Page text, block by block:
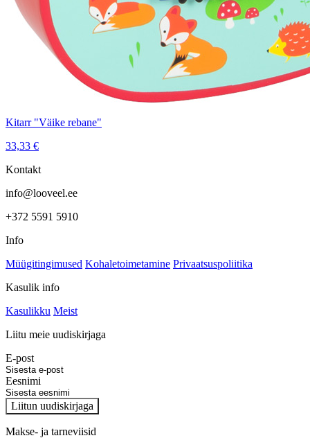
Kitarr "Väike rebane"
33,33 €
Kontakt
info@looveel.ee
+372 5591 5910
Info
Müügitingimused Kohaletoimetamine Privaatsuspoliitika
Kasulik info
Kasulikku Meist
Liitu meie uudiskirjaga
E-post
Eesnimi
Liitun uudiskirjaga
Makse- ja tarneviisid